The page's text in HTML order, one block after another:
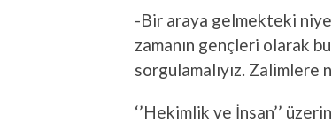
-Bir araya gelmekteki
zamanın gençleri olarak
sorgulamalıyız. Zalimlere
‘’Hekimlik ve İnsan’’